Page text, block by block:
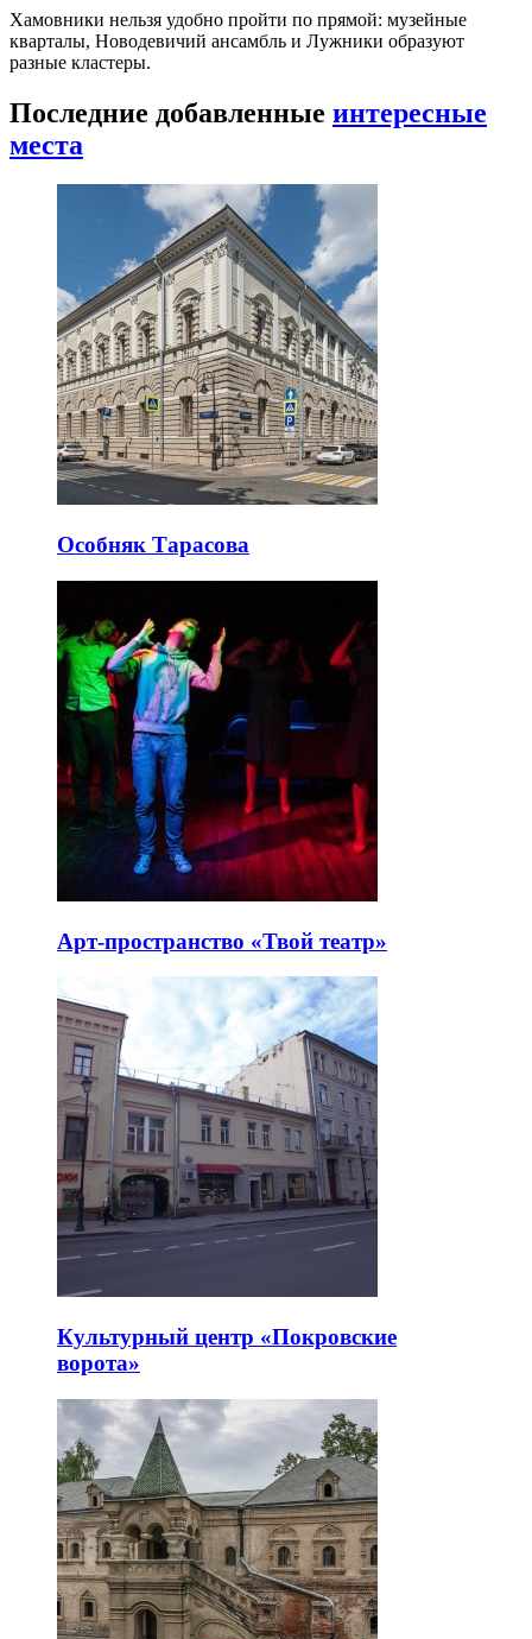
Хамовники нельзя удобно пройти по прямой: музейные
кварталы, Новодевичий ансамбль и Лужники образуют
разные кластеры.
Последние добавленные интересные
места
Особняк Тарасова
Арт-пространство «Твой театр»
Культурный центр «Покровские
ворота»